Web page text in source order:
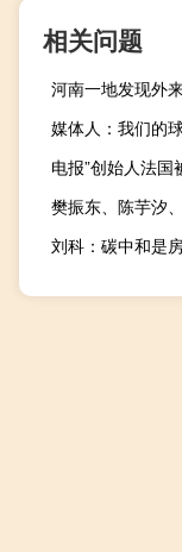
相关问题
河南一地发现外
媒体人：我们的
电报”创始人法
樊振东、陈芋汐